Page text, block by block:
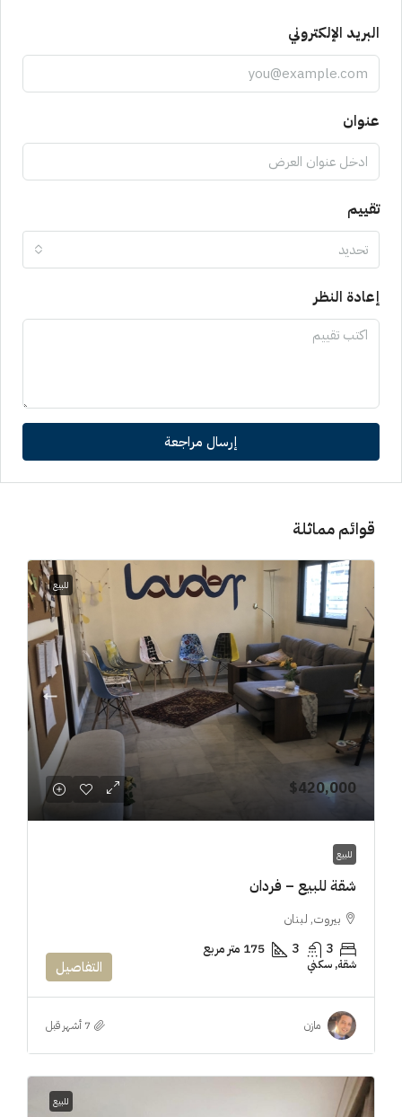
البريد الإلكتروني
عنوان
تقييم
تحديد
إعادة النظر
إرسال مراجعة
قوائم مماثلة
للبيع
$420,000
للبيع
شقة للبيع – فردان
بيروت, لبنان
3
3 175 متر مربع
شقة, سكني التفاصيل
مازن
للبيع